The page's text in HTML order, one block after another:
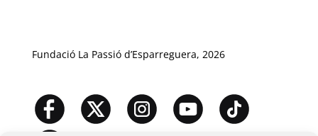
Fundació La Passió d’Esparreguera, 2026